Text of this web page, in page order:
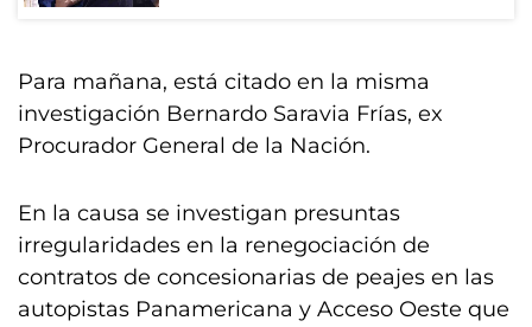
Para mañana, está citado en la misma
investigación Bernardo Saravia Frías, ex
Procurador General de la Nación.
En la causa se investigan presuntas
irregularidades en la renegociación de
contratos de concesionarias de peajes en las
autopistas Panamericana y Acceso Oeste que